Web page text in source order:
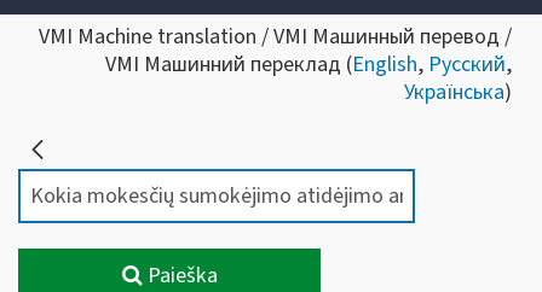
VMI Machine translation / VMI Машинный перевод /
VMI Машинний переклад (English, Русский,
Українська)
Paieška